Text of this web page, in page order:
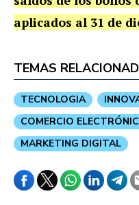
aplicados al 31 de
TEMAS
TECNOLOGIA
COMERCIO
MARKETING DIGITAL